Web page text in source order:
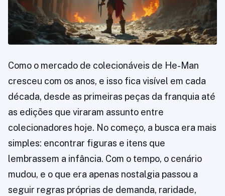
Como o mercado de colecionáveis de He-Man
cresceu com os anos, e isso fica visível em cada
década, desde as primeiras peças da franquia até
as edições que viraram assunto entre
colecionadores hoje. No começo, a busca era mais
simples: encontrar figuras e itens que
lembrassem a infância. Com o tempo, o cenário
mudou, e o que era apenas nostalgia passou a
seguir regras próprias de demanda, raridade,